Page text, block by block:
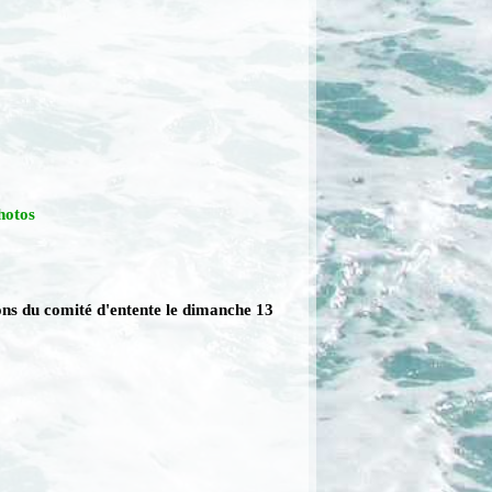
du comité d'entente le dimanche 13